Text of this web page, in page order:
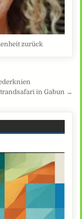
zurück
in Gabun →